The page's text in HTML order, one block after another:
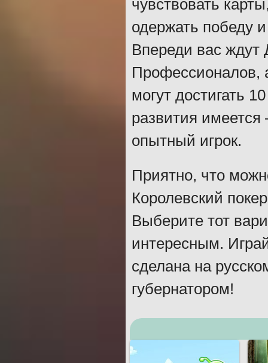
чувствовать
одержать победу
Впереди вас ждут
Профессионалов,
могут достигать
развития имеется
опытный игрок.
Приятно, что
Королевский
Выберите тот
интересным.
сделана на
губернатором!